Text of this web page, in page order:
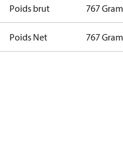
Poids brut 767 Gram
Poids Net 767 Gram